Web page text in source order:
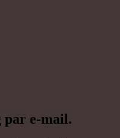
par e-mail.